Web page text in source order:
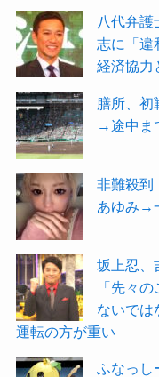
八代弁護
志に「違
経済協力
膳所、初
→途中ま
非難殺到
あゆみ→
坂上忍、
「先々
ないで
運転の方が重い
ふなっ